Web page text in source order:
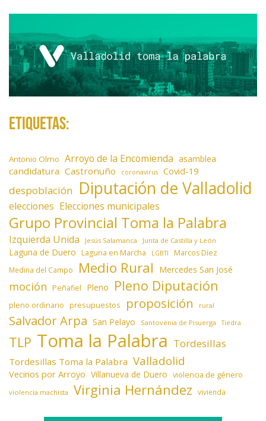
Etiquetas:
Antonio Olmo Arroyo de la Encomienda asamblea
candidatura Castronuño coronavirus Covid-19
despoblación Diputación de Valladolid
elecciones Elecciones municipales
Grupo Provincial Toma la Palabra
Izquierda Unida Jesús Salamanca Junta de Castilla y León
Laguna de Duero Laguna en Marcha LGBTI Marcos Díez
Medina del Campo Medio Rural Mercedes San José
moción Peñafiel Pleno Pleno Diputación
pleno ordinario presupuestos proposición rural
Salvador Arpa San Pelayo Santovenia de Pisuerga Tiedra
TLP Toma la Palabra Tordesillas
Tordesillas Toma la Palabra Valladolid
Vecinos por Arroyo Villanueva de Duero violencia de género
violencia machista Virginia Hernández vivienda